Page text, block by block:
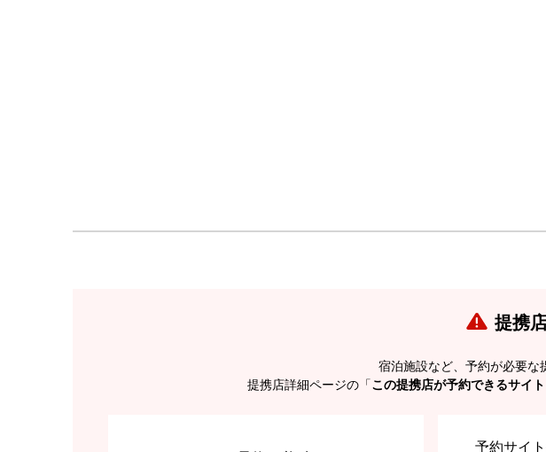
提携
宿泊施設など、予約が必要な
提携店詳細ページの「この提携店が予約できるサイト
予約サイ